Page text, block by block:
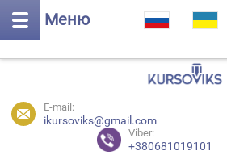
Меню
E-mail:
ikursoviks@gmail.com
Viber:
+380681019101